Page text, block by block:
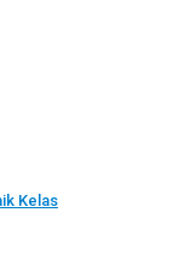
Kelas